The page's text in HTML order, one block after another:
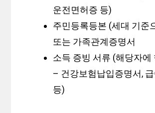
운전면허증 등)
주민등록등본 (세대 기준
또는 가족관계증명서
소득 증빙 서류 (해당자에
– 건강보험납입증명서,
등)